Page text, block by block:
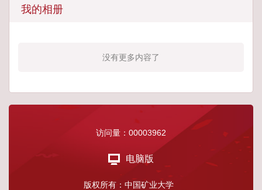
我的相册
没有更多内容了
访问量： 00003962
电脑版
版权所有：中国矿业大学